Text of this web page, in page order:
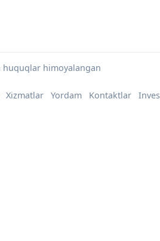
huquqlar himoyalangan
Xizmatlar Yordam Kontaktlar